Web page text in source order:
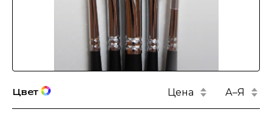
Цвет Цена А–Я